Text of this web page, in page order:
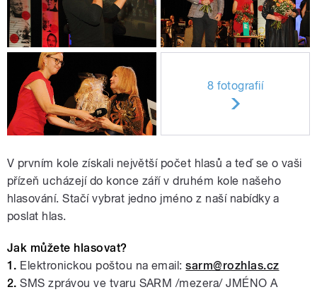
8 fotografií
V prvním kole získali největší počet hlasů a teď se o vaši
přízeň ucházejí do konce září v druhém kole našeho
hlasování. Stačí vybrat jedno jméno z naší nabídky a
poslat hlas.
Jak můžete hlasovat?
1. Elektronickou poštou na email:sarm@rozhlas.cz
2. SMS zprávou ve tvaru SARM /mezera/ JMÉNO A